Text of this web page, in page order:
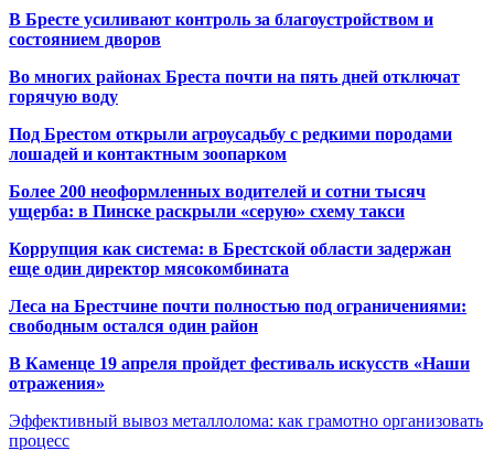
В Бресте усиливают контроль за благоустройством и
состоянием дворов
Во многих районах Бреста почти на пять дней отключат
горячую воду
Под Брестом открыли агроусадьбу с редкими породами
лошадей и контактным зоопарком
Более 200 неоформленных водителей и сотни тысяч
ущерба: в Пинске раскрыли «серую» схему такси
Коррупция как система: в Брестской области задержан
еще один директор мясокомбината
Леса на Брестчине почти полностью под ограничениями:
свободным остался один район
В Каменце 19 апреля пройдет фестиваль искусств «Наши
отражения»
Эффективный вывоз металлолома: как грамотно организовать
процесс